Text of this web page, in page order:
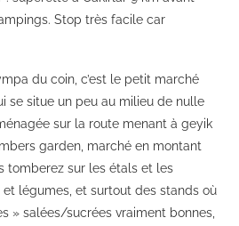
Stop très facile car
du coin, c’est le petit marché
se situe un peu au milieu de nulle
sur la route menant à geyik
garden, marché en montant
tomberez sur les étals et les
légumes, et surtout des stands où
» salées/sucrées vraiment bonnes,